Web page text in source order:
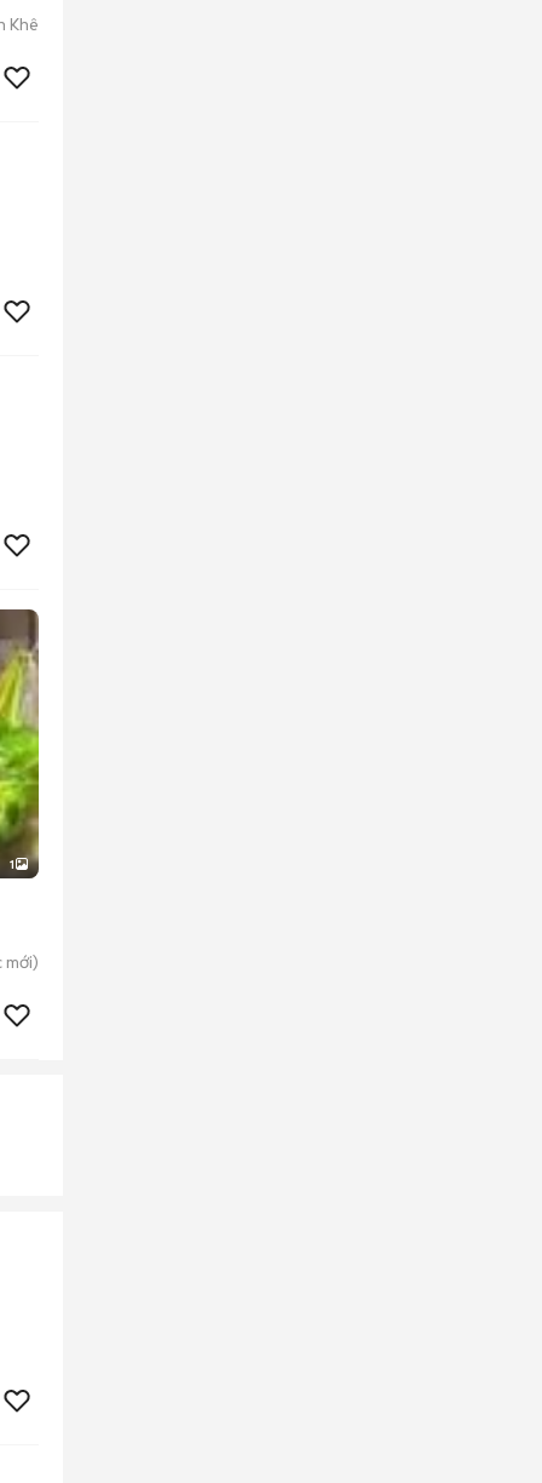
Khê
1
mới)